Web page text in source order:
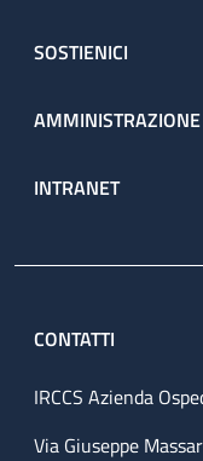
SOSTIENICI
INTRANET
CONTATTI
IRCCS Azienda
Via Giuseppe